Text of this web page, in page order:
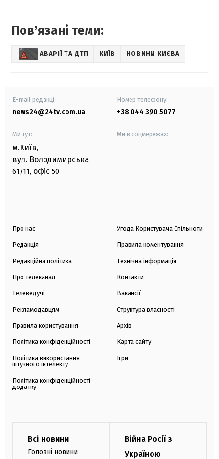
Повʼязані теми:
АВАРІЇ ТА ДТП КИЇВ НОВИНИ КИЄВА
E-mail редакції
news24@24tv.com.ua
Номер телефону:
+38 044 390 5077
Ми тут:
м.Київ,
вул. Володимирська
61/11, офіс 50
Ми в соцмережах:
Про нас
Редакція
Редакційна політика
Про телеканал
Телеведучі
Рекламодавцям
Правила користування
Політика конфіденційності
Політика використання
штучного інтелекту
Політика конфіденційності
додатку
Угода Користувача Спільноти
Правила коментування
Технічна інформація
Контакти
Вакансії
Структура власності
Архів
Карта сайту
Ігри
Всі новини
Головні новини
Війна Росії з
Україною